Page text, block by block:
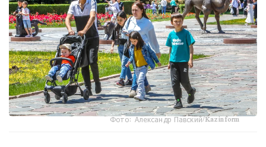
Фото: Александр Павский/Kazinform